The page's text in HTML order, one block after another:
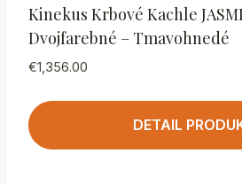
Kinekus Krbové Kachle
Dvojfarebné – Tmavohnedé
€1,356.00
DETAIL